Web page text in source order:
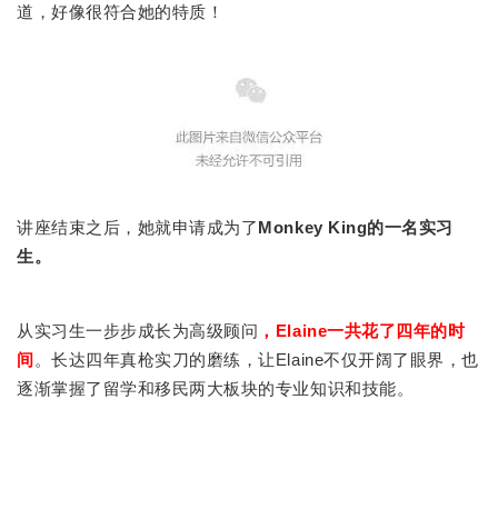
道，好像很符合她的特质！
讲座结束之后，她就申请成为了Monkey King的一名实习
生。
从实习生一步步成长为高级顾问 ，Elaine一共花了四年的时
间 。长达四年真枪实刀的磨练，让Elaine不仅开阔了眼界，也
逐渐掌握了留学和移民两大板块的专业知识和技能。